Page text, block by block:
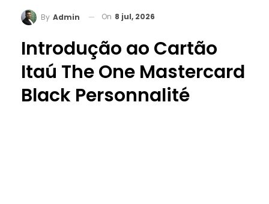
By Admin On 8 jul, 2026
Introdução ao Cartão
Itaú The One Mastercard
Black Personnalité